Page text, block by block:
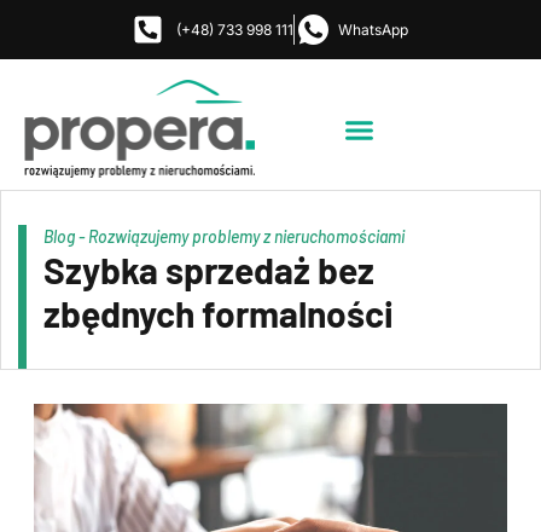
(+48) 733 998 111 WhatsApp
Blog - Rozwiązujemy problemy z nieruchomościami
Szybka sprzedaż bez
zbędnych formalności